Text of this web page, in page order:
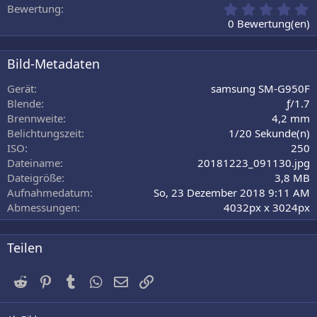
Bewertung
0
0
e
0 Bewertung(en)
Bild-Metadaten
Gerät
samsung SM-G950F
Blende
ƒ/1.7
Brennweite
4,2 mm
Belichtungszeit
1/20 Sekunde(n)
ISO
250
Dateiname
20181223_091130.jpg
Dateigröße
3,8 MB
Aufnahmedatum
So, 23 Dezember 2018 9:11 AM
Abmessungen
4032px x 3024px
Teilen
Reddit PinterestTumblrWhatsApp
E-Mail